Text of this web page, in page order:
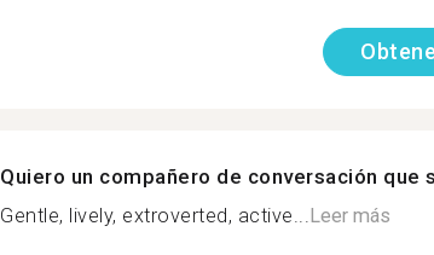
Quiero un compañero de conversación que
Gentle, lively, extroverted, active...Leer más